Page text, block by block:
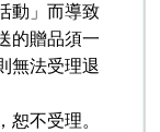
動」而導致
的贈品須一
無法受理退
恕不受理。